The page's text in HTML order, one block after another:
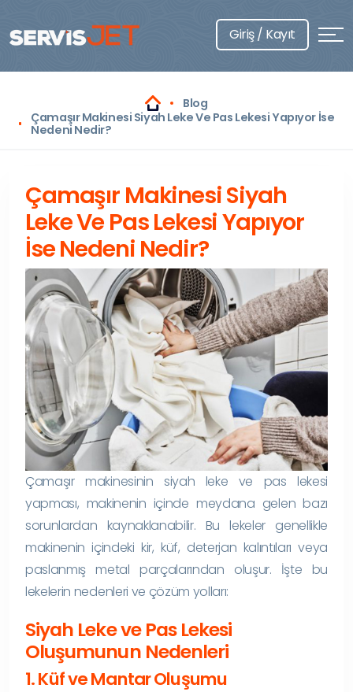
Giriş / Kayıt
Blog
Çamaşır Makinesi Siyah Leke Ve Pas Lekesi Yapıyor İse
Nedeni Nedir?
Çamaşır Makinesi Siyah
Leke Ve Pas Lekesi Yapıyor
İse Nedeni Nedir?
Çamaşır makinesinin siyah leke ve pas lekesi
yapması, makinenin içinde meydana gelen bazı
sorunlardan kaynaklanabilir. Bu lekeler genellikle
makinenin içindeki kir, küf, deterjan kalıntıları veya
paslanmış metal parçalarından oluşur. İşte bu
lekelerin nedenleri ve çözüm yolları:
Siyah Leke ve Pas Lekesi
Oluşumunun Nedenleri
1. Küf ve Mantar Oluşumu